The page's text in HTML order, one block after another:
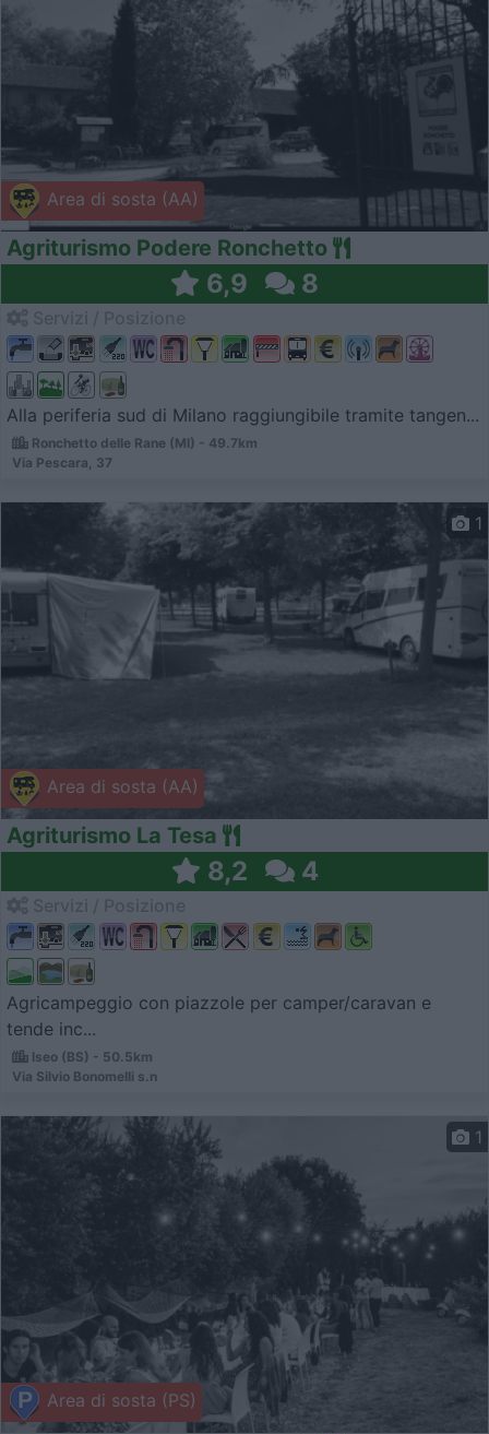
Area di sosta (AA)
Agriturismo Podere Ronchetto
6,9 8
Alla periferia sud di Milano raggiungibile tramite tangen...
Ronchetto delle Rane (MI) - 49.7km
Via Pescara, 37
Area di sosta (AA)
1
Agriturismo La Tesa
8,2 4
Agricampeggio con piazzole per camper/caravan e
tende inc...
Iseo (BS) - 50.5km
Via Silvio Bonomelli s.n
Area di sosta (PS)
1